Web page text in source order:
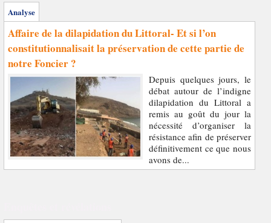
Analyse
Affaire de la dilapidation du Littoral- Et si l’on
constitutionnalisait la préservation de cette partie de
notre Foncier ?
Depuis quelques jours, le
débat autour de l’indigne
dilapidation du Littoral a
remis au goût du jour la
nécessité d’organiser la
résistance afin de préserver
définitivement ce que nous
avons de...